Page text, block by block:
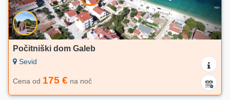
Počitniški dom Galeb
Sevid
Cena od 175 € na noč